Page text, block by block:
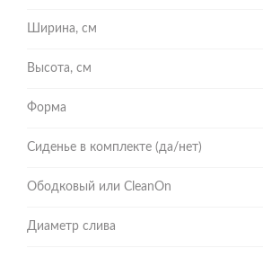
Ширина, см
Высота, см
Форма
Сиденье в комплекте (да/нет)
Ободковый или CleanOn
Диаметр слива